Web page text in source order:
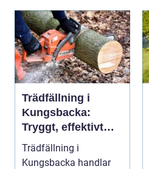
Trädfällning i
Kungsbacka:
Tryggt, effektivt
och med omtanke
om hela tomten
Trädfällning i
Kungsbacka handlar